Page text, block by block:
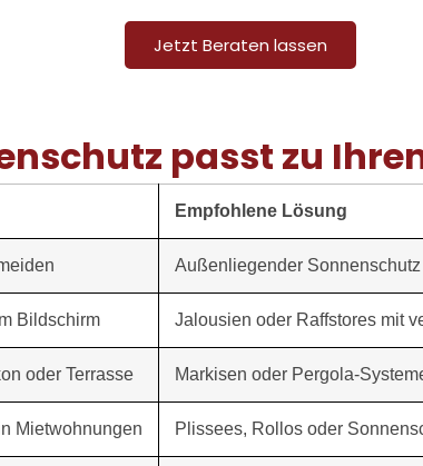
Jetzt Beraten lassen
passt zu
Empfohlene Lösung
Außenliegender
Bildschirm Jalousien oder Raffstores mit
oder Terrasse Markisen oder Pergola-
Mietwohnungen Plissees, Rollos oder